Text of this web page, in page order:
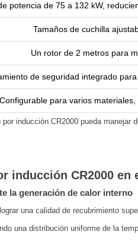
potencia de 75 a 132 kW,
Tamaños de cuchilla
Un rotor de 2 metros para
de seguridad integrado
Configurable para varios
inducción CR2000 pueda manejar
inducción CR2000
la generación de calor interno
una calidad de recubrimiento
una distribución uniforme de la